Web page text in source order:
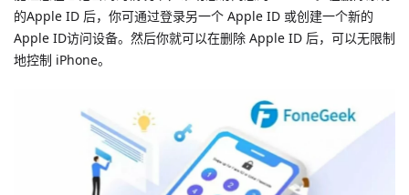
的Apple ID 后，你可通过登录另一个 Apple ID 或创建一个新的
Apple ID访问设备。然后你就可以在删除 Apple ID 后，可以无限制
地控制 iPhone。